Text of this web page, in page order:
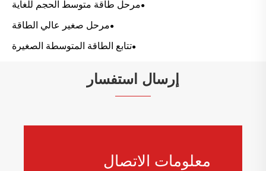
مرحل طاقة متوسط ​​الحجم للغاية
مرحل صغير عالي الطاقة
تتابع الطاقة المتوسطة الصغيرة
إرسال استفسار
معلومات الاتصال